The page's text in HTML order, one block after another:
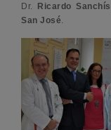
Dr.
Ricardo Sanchís
San José.